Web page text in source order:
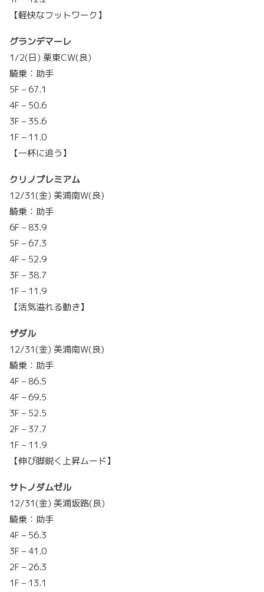
【軽快なフットワーク】
グランデマーレ
1/2(日) 栗東CW(良)
騎乗：助手
5F – 67.1
4F – 50.6
3F – 35.6
1F – 11.0
【一杯に追う】
クリノプレミアム
12/31(金) 美浦南W(良)
騎乗：助手
6F – 83.9
5F – 67.3
4F – 52.9
3F – 38.7
1F – 11.9
【活気溢れる動き】
ザダル
12/31(金) 美浦南W(良)
騎乗：助手
4F – 86.5
4F – 69.5
3F – 52.5
2F – 37.7
1F – 11.9
【伸び脚鋭く上昇ムード】
サトノダムゼル
12/31(金) 美浦坂路(良)
騎乗：助手
4F – 56.3
3F – 41.0
2F – 26.3
1F – 13.1